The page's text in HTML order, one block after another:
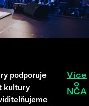
podporuje
kultury
Více
o
NČA